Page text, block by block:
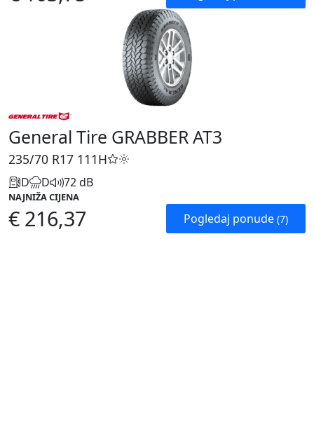
General Tire GRABBER AT3
235/70 R17 111H
D D 72 dB
NAJNIŽA CIJENA
€ 216,37 Pogledaj ponude (7)